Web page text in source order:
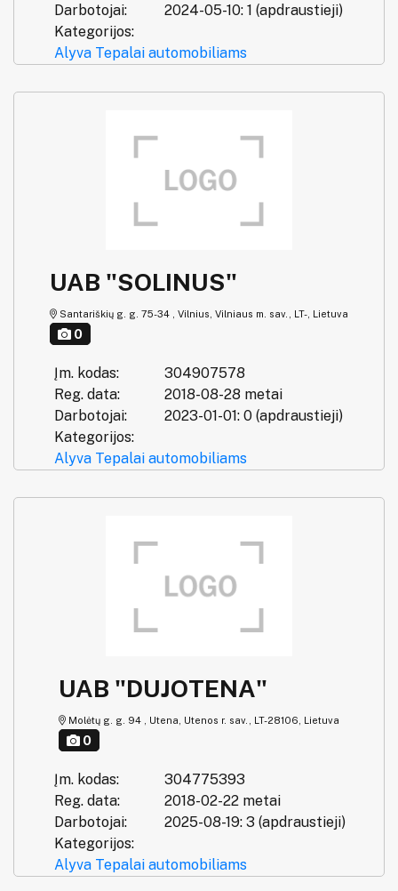
Darbotojai:
2024-05-10: 1 (apdraustieji)
Kategorijos:
Alyva Tepalai automobiliams
UAB "SOLINUS"
Santariškių g. g. 75-34 , Vilnius, Vilniaus m. sav., LT-, Lietuva
0
Įm. kodas:
304907578
Reg. data:
2018-08-28 metai
Darbotojai:
2023-01-01: 0 (apdraustieji)
Kategorijos:
Alyva Tepalai automobiliams
UAB "DUJOTENA"
Molėtų g. g. 94 , Utena, Utenos r. sav., LT-28106, Lietuva
0
Įm. kodas:
304775393
Reg. data:
2018-02-22 metai
Darbotojai:
2025-08-19: 3 (apdraustieji)
Kategorijos:
Alyva Tepalai automobiliams